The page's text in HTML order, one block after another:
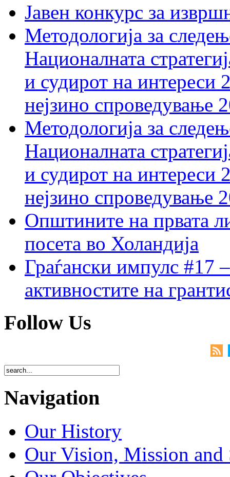
Јавен конкурс за
Методологија за
Националната
и судирот на интереси
нејзино спроведување
Методологија за
Националната
и судирот на интереси
нејзино спроведување
Општините на првата
посета во Холандија
Граѓански импулс #17
активностите на
Follow Us
Navigation
Our History
Our Vision, Mission and